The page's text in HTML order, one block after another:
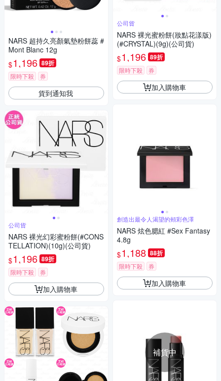
NARS 超持久亮顏氣墊粉餅蕊 #
Mont Blanc 12g
$1,196 89折
限時下殺 券
貨到通知我
公司貨
NARS 裸光幻彩蜜粉餅(#CONS
TELLATION)(10g)(公司貨)
$1,196 89折
限時下殺 券
加入購物車
公司貨
NARS 裸光蜜粉餅(妝點花漾版)
(#CRYSTAL)(9g)(公司貨)
$1,196 89折
限時下殺 券
加入購物車
創造出最令人渴望的頰彩色澤
NARS 炫色腮紅 #Sex Fantasy
4.8g
$1,188 88折
限時下殺 券
加入購物車
補貨中